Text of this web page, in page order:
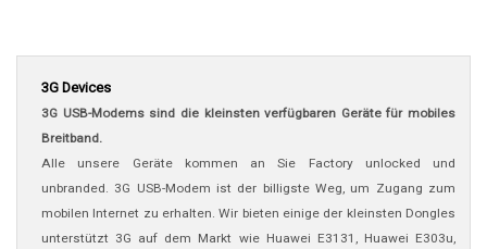
3G Devices
3G USB-Modems sind die kleinsten verfügbaren Geräte für mobiles
Breitband.
Alle unsere Geräte kommen an Sie Factory unlocked und
unbranded. 3G USB-Modem ist der billigste Weg, um Zugang zum
mobilen Internet zu erhalten. Wir bieten einige der kleinsten Dongles
unterstützt 3G auf dem Markt wie Huawei E3131, Huawei E303u,